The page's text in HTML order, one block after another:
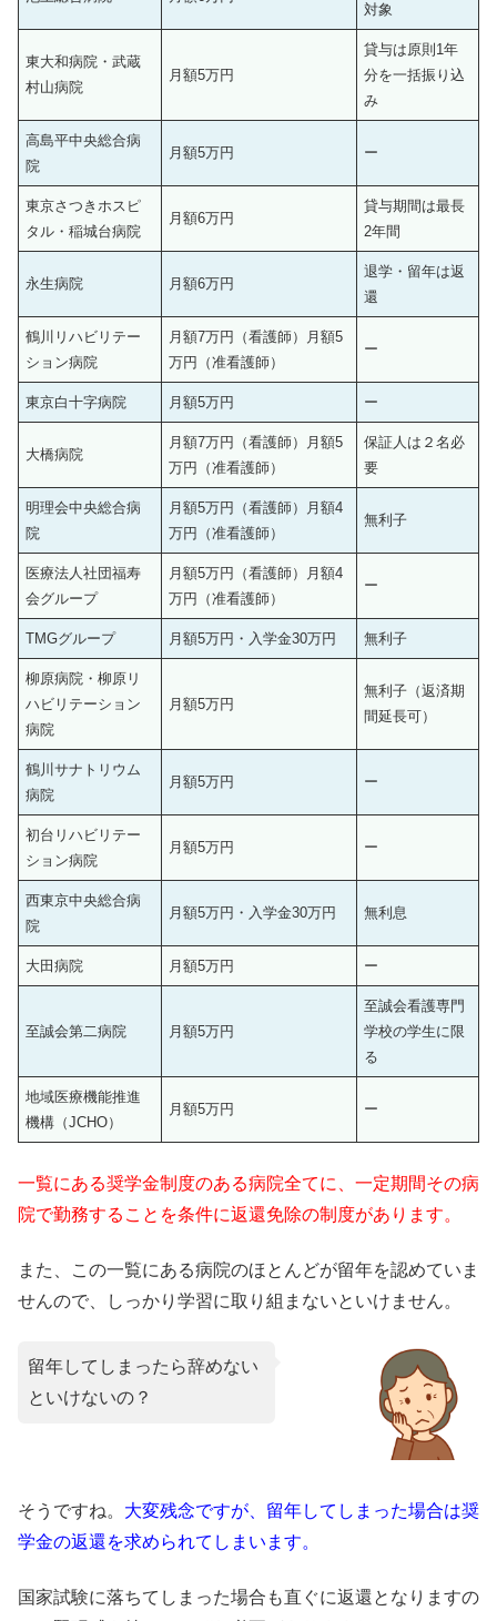
対象
東大和病院・武蔵
村山病院
月額5万円
貸与は原則1年
分を一括振り込
み
高島平中央総合病
院
月額5万円 ー
東京さつきホスピ
タル・稲城台病院
月額6万円
貸与期間は最長
2年間
永生病院 月額6万円
退学・留年は返
還
鶴川リハビリテー
ション病院
月額7万円（看護師）月額5
万円（准看護師）
ー
東京白十字病院 月額5万円 ー
大橋病院
月額7万円（看護師）月額5
万円（准看護師）
保証人は２名必
要
明理会中央総合病
院
月額5万円（看護師）月額4
万円（准看護師）
無利子
医療法人社団福寿
会グループ
月額5万円（看護師）月額4
万円（准看護師）
ー
TMGグループ 月額5万円・入学金30万円 無利子
柳原病院・柳原リ
ハビリテーション
病院
月額5万円
無利子（返済期
間延長可）
鶴川サナトリウム
病院
月額5万円 ー
初台リハビリテー
ション病院
月額5万円 ー
西東京中央総合病
院
月額5万円・入学金30万円 無利息
大田病院 月額5万円 ー
至誠会第二病院 月額5万円
至誠会看護専門
学校の学生に限
る
地域医療機能推進
機構（JCHO）
月額5万円 ー
一覧にある奨学金制度のある病院全てに、一定期間その病
院で勤務することを条件に返還免除の制度があります。
また、この一覧にある病院のほとんどが留年を認めていま
せんので、しっかり学習に取り組まないといけません。
留年してしまったら辞めない
といけないの？
そうですね。 大変残念ですが、留年してしまった場合は奨
学金の返還を求められてしまいます。
国家試験に落ちてしまった場合も直ぐに返還となりますの